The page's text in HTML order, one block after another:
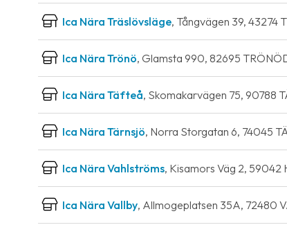
Ica Nära Träslövsläge, Tångvägen 39, 43274
Ica Nära Trönö, Glamsta 990, 82695
Ica Nära Täfteå, Skomakarvägen 75, 90788
Ica Nära Tärnsjö, Norra Storgatan 6, 74045
Ica Nära Vahlströms, Kisamors Väg 2, 59042
Ica Nära Vallby, Allmogeplatsen 35A, 72480